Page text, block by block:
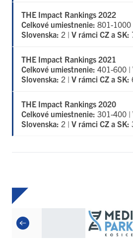
THE Impact Rankings 2022
Celkové umiestnenie: 801-1000
Slovenska: 2 | V rámci CZ a SK:
THE Impact Rankings 2021
Celkové umiestnenie: 401-600 |
Slovenska: 2 | V rámci CZ a SK:
THE Impact Rankings 2020
Celkové umiestnenie: 301-400 |
Slovenska: 2 | V rámci CZ a SK: